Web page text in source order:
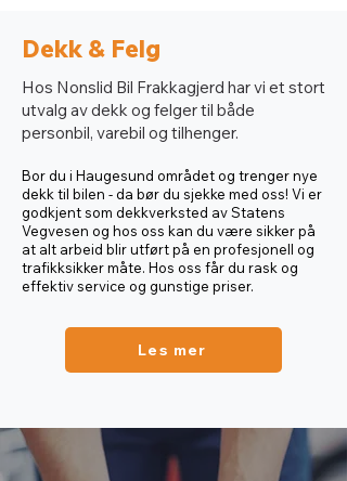
Dekk & Felg
Hos Nonslid Bil Frakkagjerd har vi et stort
utvalg av dekk og felger til både
personbil, varebil og tilhenger.
Bor du i Haugesund området og trenger nye
dekk til bilen - da bør du sjekke med oss! Vi er
godkjent som dekkverksted av Statens
Vegvesen og hos oss kan du være sikker på
at alt arbeid blir utført på en profesjonell og
trafikksikker måte. Hos oss får du rask og
effektiv service og gunstige priser.
Les mer